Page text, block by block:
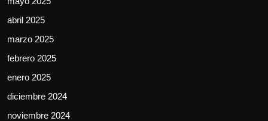
abril 2025
marzo 2025
febrero 2025
enero 2025
diciembre 2024
noviembre 2024